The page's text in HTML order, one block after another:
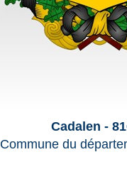
Cadalen -
Commune du